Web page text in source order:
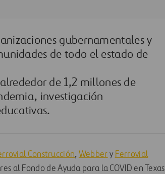
gubernamentales y
de todo el estado de
de 1,2 millones de
, investigación
Construcción, Webber y Ferrovial
al Fondo de Ayuda para la COVID en Texas